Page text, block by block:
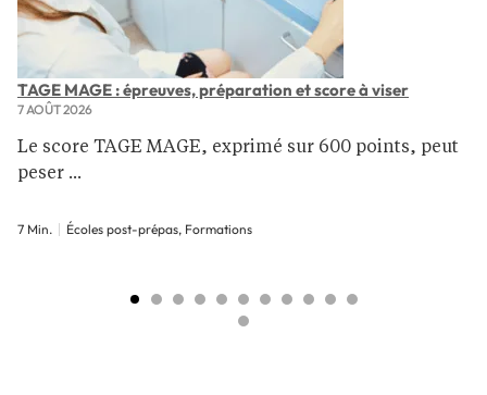
TAGE MAGE : épreuves, préparation et score à viser
7 AOÛT 2026
Le score TAGE MAGE, exprimé sur 600 points, peut
peser ...
7 Min. Écoles post-prépas, Formations